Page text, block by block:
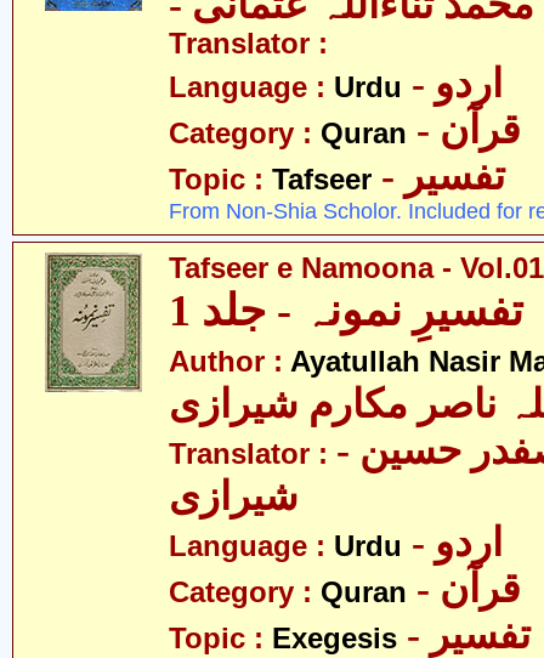
Translator :
Language : Urdu - اردو
Category : Quran - قرآن
Topic : Tafseer - تفسیر
From Non-Shia Scholor. Included for
Tafseer e Namoona - Vol.01
تفسیرِ نمونہ - جلد 1
Author : Ayatullah Nasir
ناصر مکارم شیرازی
Translator : - مولانا سید صفدر حسین
شیرازی
Language : Urdu - اردو
Category : Quran - قرآن
Topic : Exegesis - تفسیر